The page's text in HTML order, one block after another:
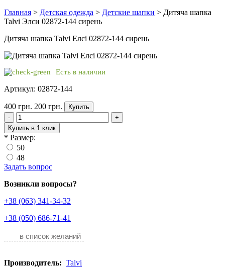
Главная > Детская одежда > Детские шапки > Дитяча шапка
Talvi Элси 02872-144 сирень
Дитяча шапка Talvi Елсі 02872-144 сирень
Есть в наличии
Артикул: 02872-144
400 грн. 200 грн.
Купить
-
+
Купить в 1 клик
* Размер:
50
48
Задать вопрос
Возникли вопросы?
+38 (063) 341-34-32
+38 (050) 686-71-41
в список желаний
Производитель: Talvi